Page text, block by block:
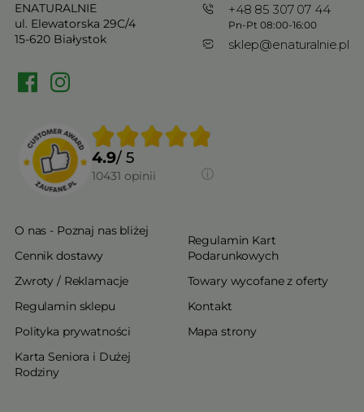
ENATURALNIE
ul. Elewatorska 29C/4
15-620 Białystok
+48 85 307 07 44
Pn-Pt 08:00-16:00
sklep@enaturalnie.pl
4.9/ 5
10431 opinii
O nas - Poznaj nas bliżej
Cennik dostawy
Zwroty / Reklamacje
Regulamin sklepu
Polityka prywatności
Karta Seniora i Dużej
Rodziny
Regulamin Kart
Podarunkowych
Towary wycofane z oferty
Kontakt
Mapa strony